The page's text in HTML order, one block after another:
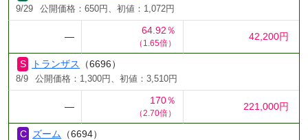
9/29 公開価格：650円、初値：1,072円
―
64.92％
（1.65倍）
42,200円
トランザス （6696）
8/9 公開価格：1,300円、初値：3,510円
―
170％
（2.70倍）
221,000円
ズーム （6694）